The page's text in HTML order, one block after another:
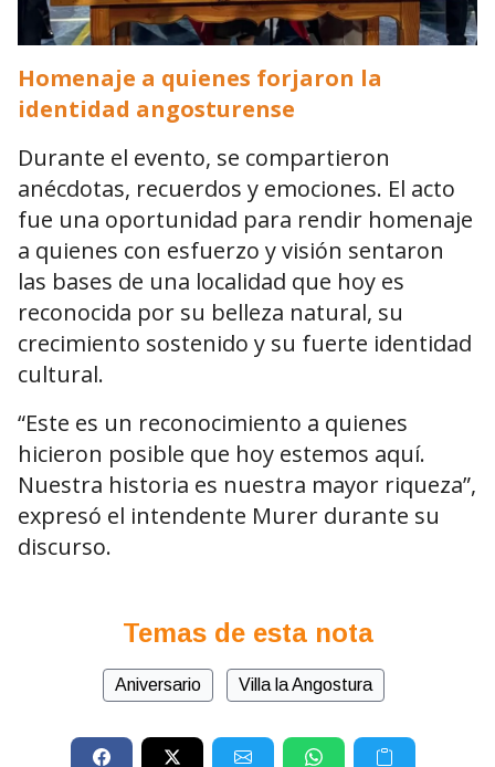
Homenaje a quienes forjaron la
identidad angosturense
Durante el evento, se compartieron
anécdotas, recuerdos y emociones. El acto
fue una oportunidad para rendir homenaje
a quienes con esfuerzo y visión sentaron
las bases de una localidad que hoy es
reconocida por su belleza natural, su
crecimiento sostenido y su fuerte identidad
cultural.
“Este es un reconocimiento a quienes
hicieron posible que hoy estemos aquí.
Nuestra historia es nuestra mayor riqueza”,
expresó el intendente Murer durante su
discurso.
Temas de esta nota
Aniversario Villa la Angostura